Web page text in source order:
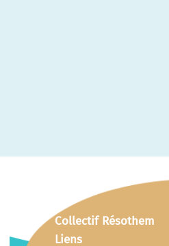
Collectif Résothem
Liens